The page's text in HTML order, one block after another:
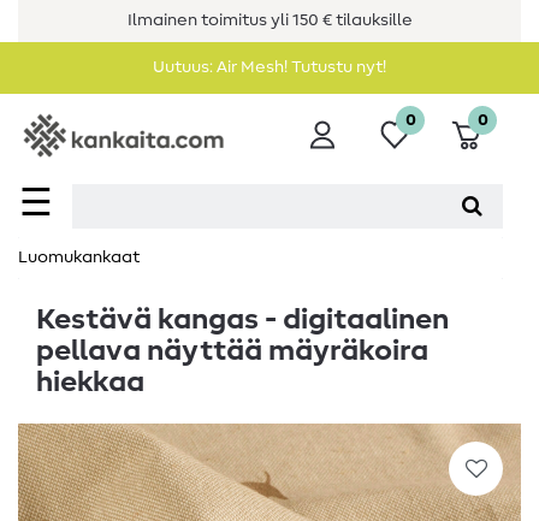
Ilmainen toimitus yli 150 € tilauksille
Uutuus: Air Mesh! Tutustu nyt!
☰
0 0
Luomukankaat
Kestävä kangas - digitaalinen
pellava näyttää mäyräkoira
hiekkaa